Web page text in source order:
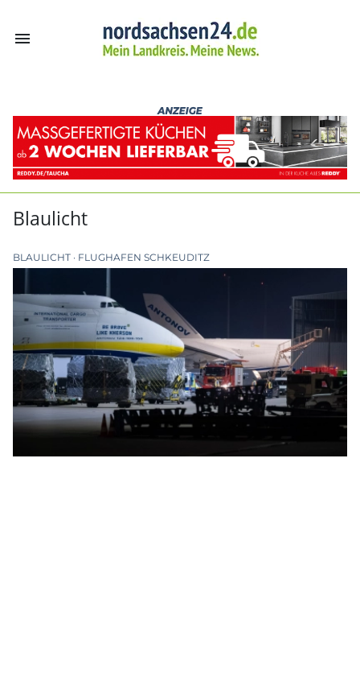
menu
Blaulicht
BLAULICHT FLUGHAFEN SCHKEUDITZ